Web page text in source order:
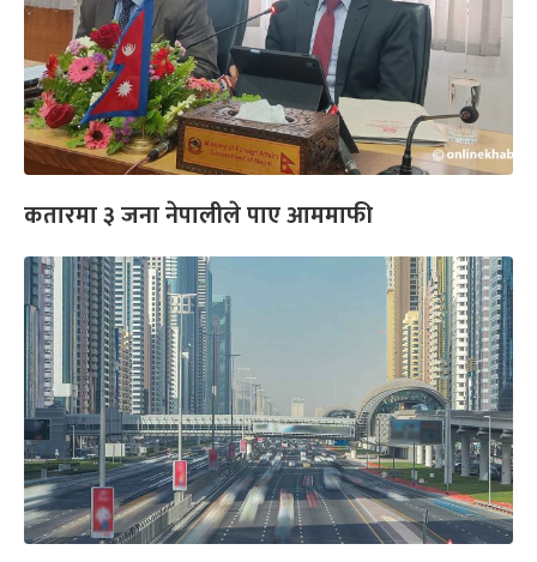
कतारमा ३ जना नेपालीले पाए आममाफी